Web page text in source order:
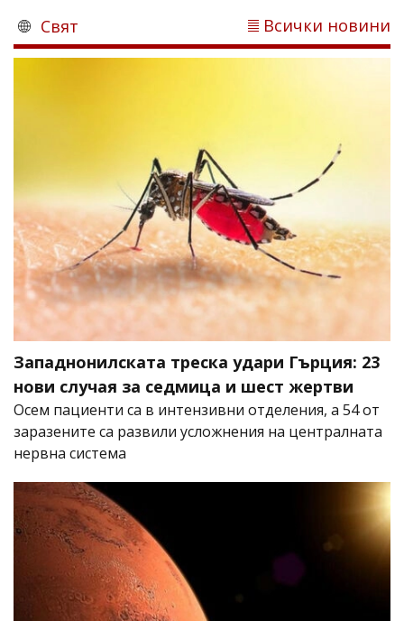
Свят Всички новини
Западнонилската треска удари Гърция: 23
нови случая за седмица и шест жертви
Осем пациенти са в интензивни отделения, а 54 от
заразените са развили усложнения на централната
нервна система